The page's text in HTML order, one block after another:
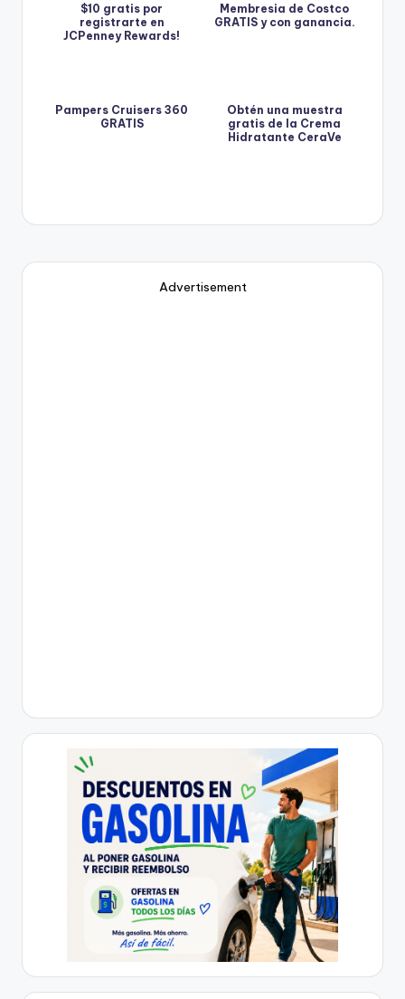
$10 gratis por
registrarte en
JCPenney Rewards!
Membresia de Costco
GRATIS y con ganancia.
Pampers Cruisers 360
GRATIS
Obtén una muestra
gratis de la Crema
Hidratante CeraVe
Advertisement